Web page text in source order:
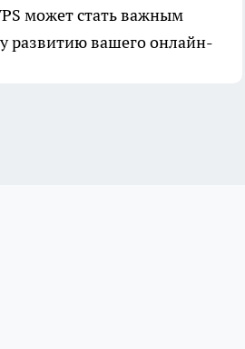
может стать важным
развитию вашего онлайн-